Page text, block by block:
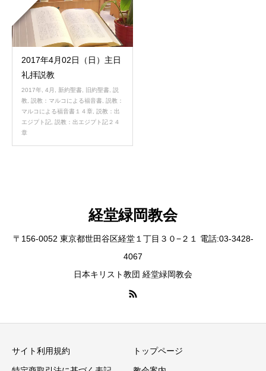
2017年4月02日（日）主日
礼拝説教
2017年 4月 新約聖書 旧約聖書 説
教 説教：マルコによる福音書 説教：
マルコによる福音書１４章 説教：出
エジプト記
説教：出エジプト記２４
章
経堂緑岡教会
〒156-0052 東京都世田谷区経堂１丁目３０−２１ 電話:03-3428-
4067
日本キリスト教団 経堂緑岡教会
サイト利用規約 トップページ